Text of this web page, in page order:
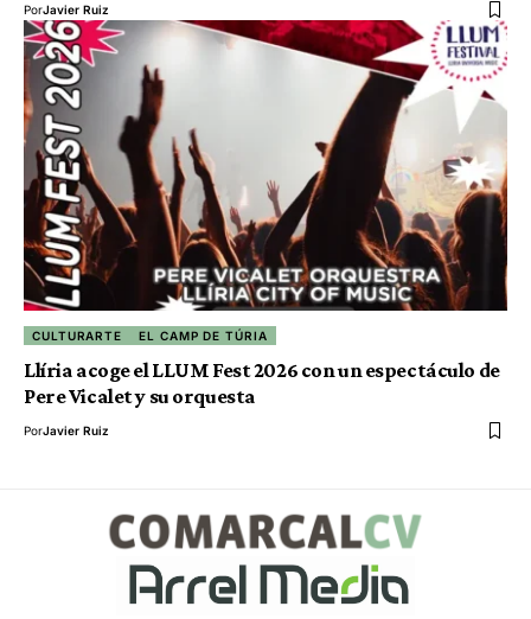
PorJavier Ruiz
CULTURARTE EL CAMP DE TÚRIA
Llíria acoge el LLUM Fest 2026 con un espectáculo de
Pere Vicalet y su orquesta
PorJavier Ruiz